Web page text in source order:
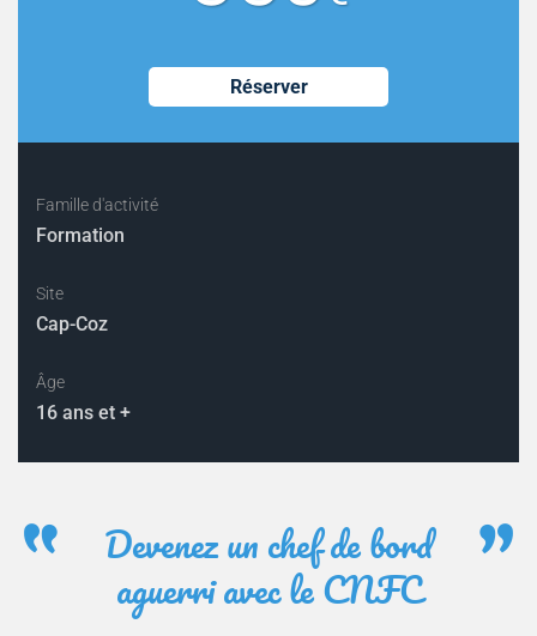
Réserver
Famille d'activité
Formation
Site
Cap-Coz
Âge
16 ans et +
Devenez un chef de bord
aguerri avec le CNFC